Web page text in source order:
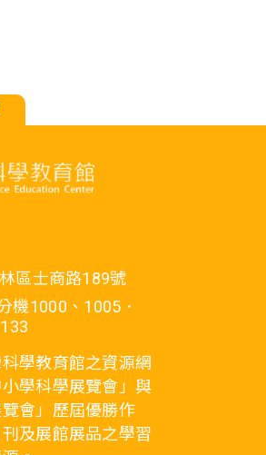
區士商路189號
機1000、1005．
學教育館之資源網
學科學展覽會」與
覽會」歷屆優勝作
及展館展品之學習